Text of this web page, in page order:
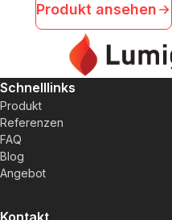
Produkt ansehen
Schnelllinks
Produkt
Referenzen
FAQ
Blog
Angebot
Kontakt